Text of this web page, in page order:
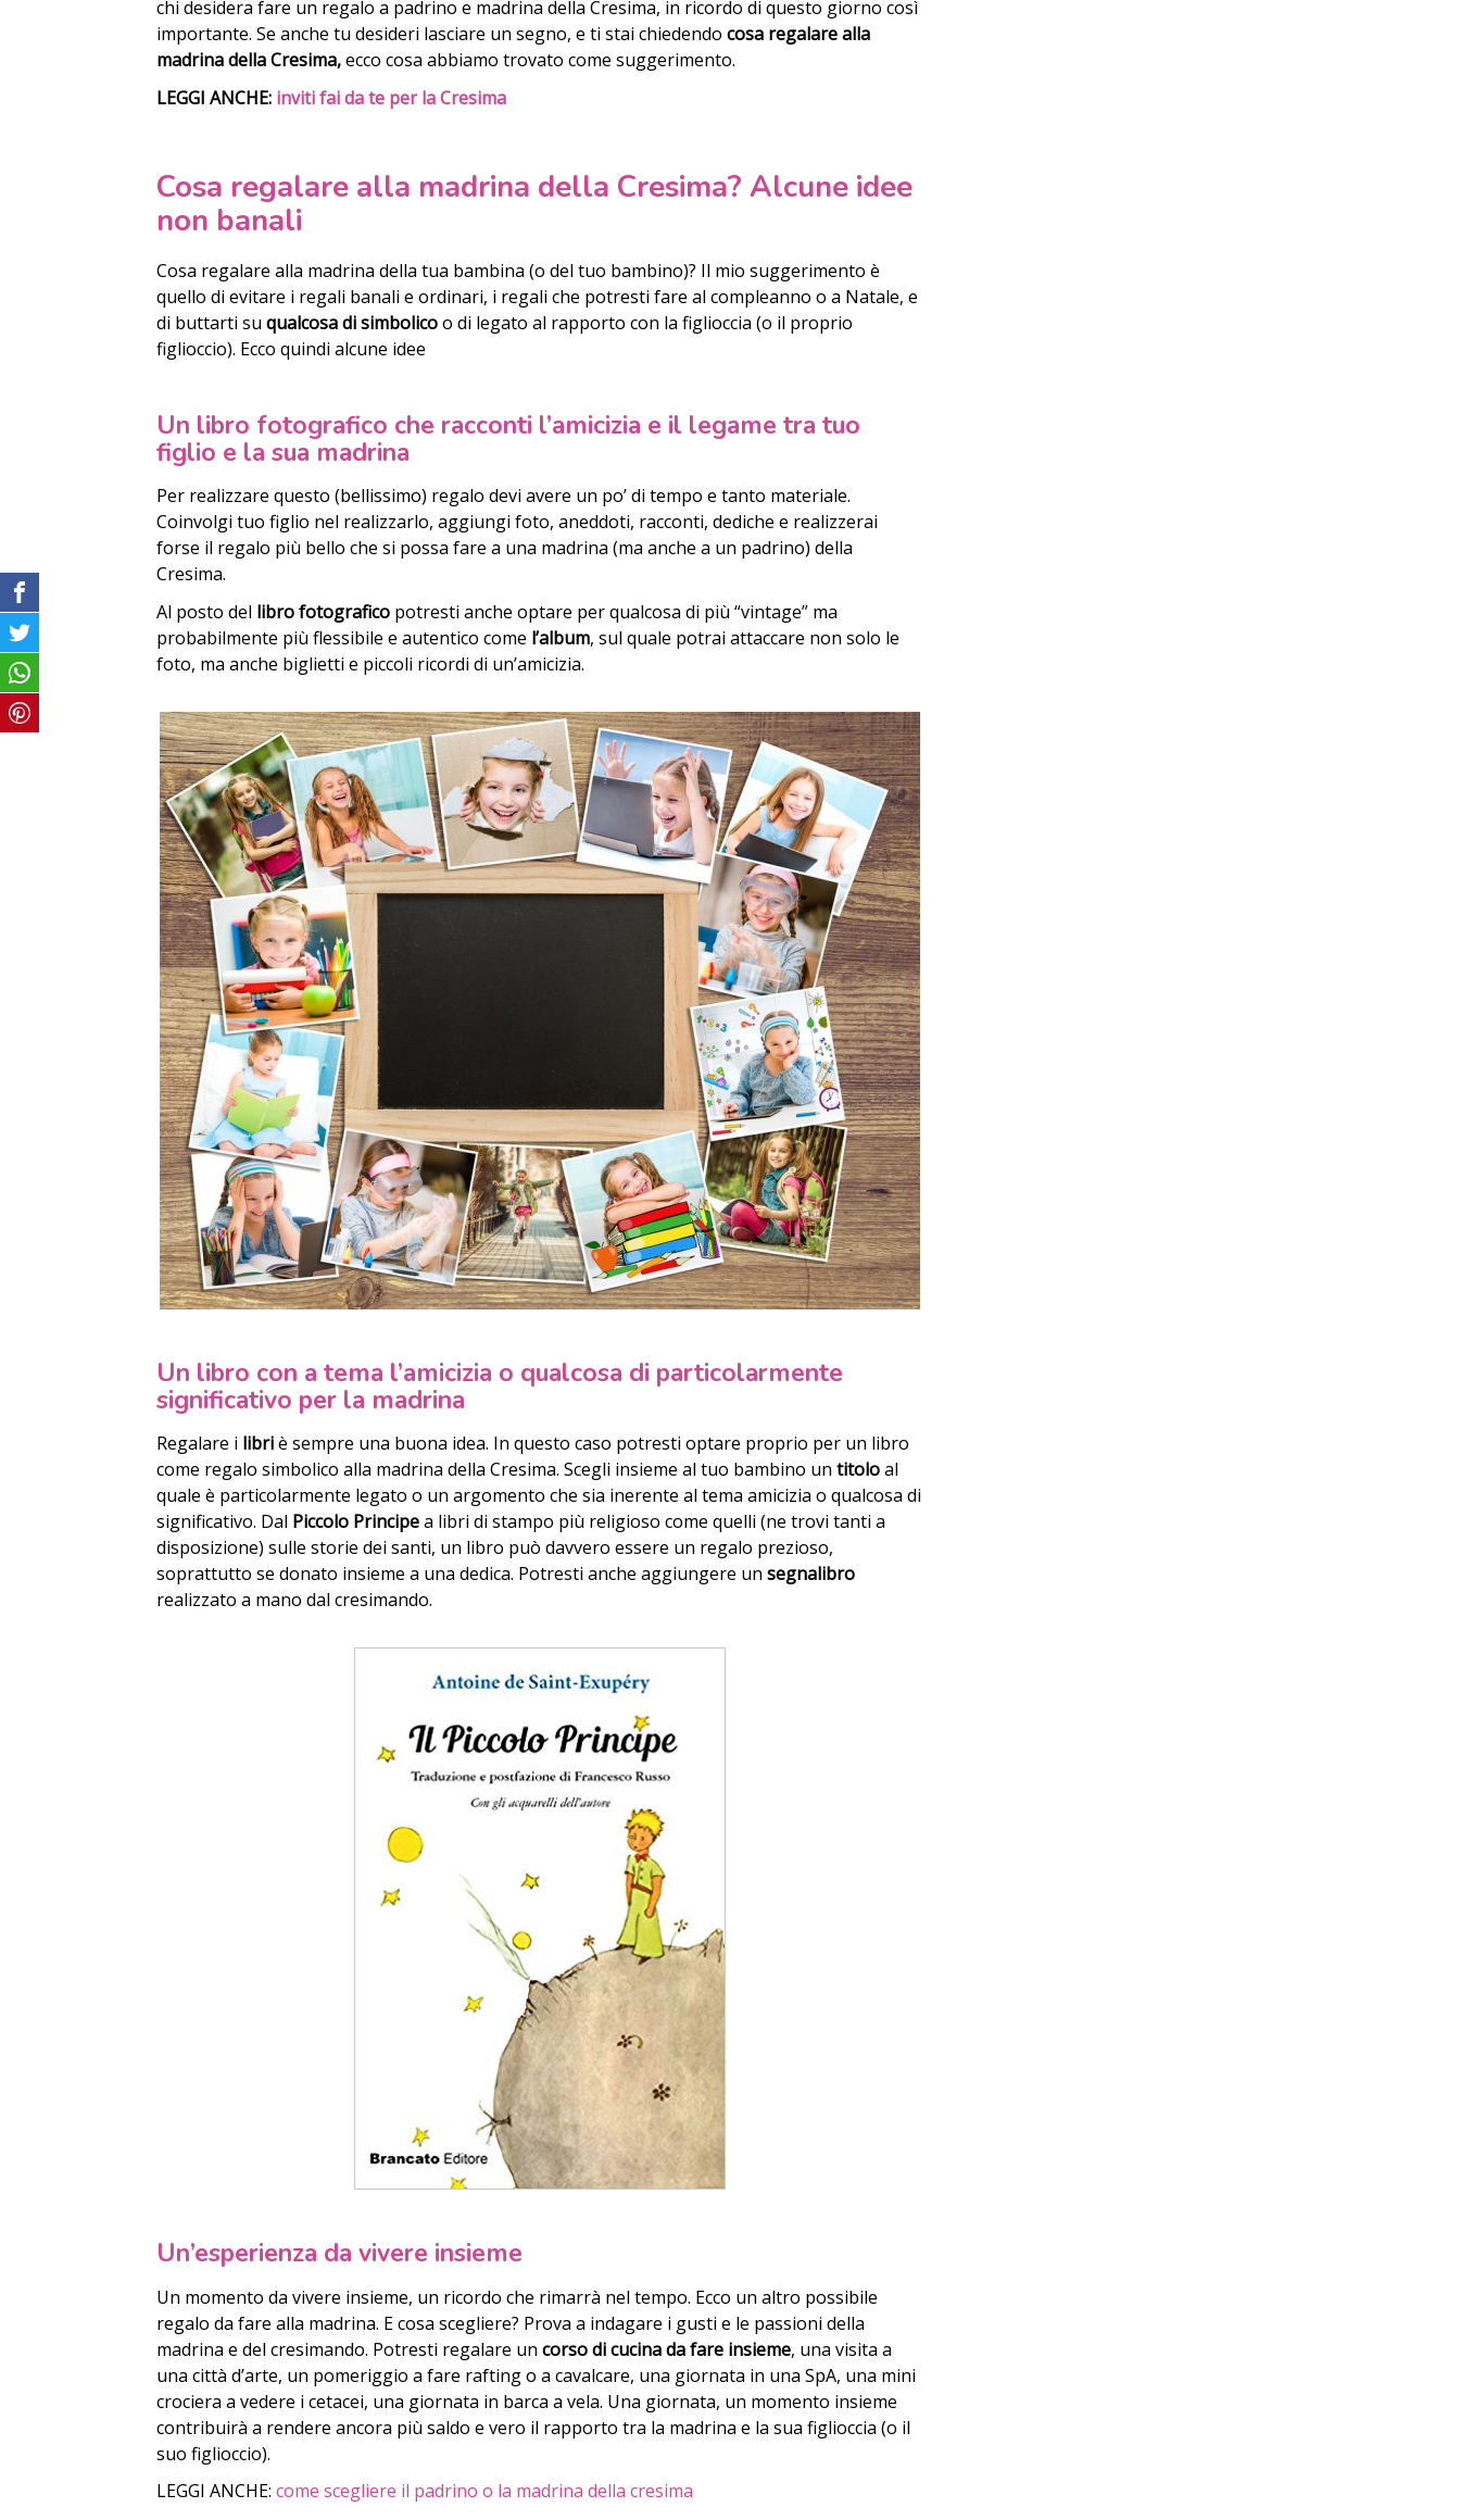
chi desidera fare un regalo a padrino e madrina della Cresima, in ricordo di questo giorno così
importante. Se anche tu desideri lasciare un segno, e ti stai chiedendocosa regalare alla
madrina della Cresima,ecco cosa abbiamo trovato come suggerimento.
LEGGI ANCHE: inviti fai da te per la Cresima
Cosa regalare alla madrina della Cresima? Alcune idee
non banali
Cosa regalare alla madrina della tua bambina (o del tuo bambino)? Il mio suggerimento è
quello di evitare i regali banali e ordinari, i regali che potresti fare al compleanno o a Natale, e
di buttarti suqualcosa di simbolicoo di legato al rapporto con la figlioccia (o il proprio
figlioccio). Ecco quindi alcune idee
Un libro fotografico che racconti l’amicizia e il legame tra tuo
figlio e la sua madrina
Per realizzare questo (bellissimo) regalo devi avere un po’ di tempo e tanto materiale.
Coinvolgi tuo figlio nel realizzarlo, aggiungi foto, aneddoti, racconti, dediche e realizzerai
forse il regalo più bello che si possa fare a una madrina (ma anche a un padrino) della
Cresima.
Al posto del libro fotografico potresti anche optare per qualcosa di più “vintage” ma
probabilmente più flessibile e autentico come l’album, sul quale potrai attaccare non solo le
foto, ma anche biglietti e piccoli ricordi di un’amicizia.
Un libro con a tema l’amicizia o qualcosa di particolarmente
significativo per la madrina
Regalare i libriè sempre una buona idea. In questo caso potresti optare proprio per un libro
come regalo simbolico alla madrina della Cresima. Scegli insieme al tuo bambino untitoloal
quale è particolarmente legato o un argomento che sia inerente al tema amicizia o qualcosa di
significativo. Dal Piccolo Principea libri di stampo più religioso come quelli (ne trovi tanti a
disposizione) sulle storie dei santi, un libro può davvero essere un regalo prezioso,
soprattutto se donato insieme a una dedica. Potresti anche aggiungere unsegnalibro
realizzato a mano dal cresimando.
Un’esperienza da vivere insieme
Un momento da vivere insieme, un ricordo che rimarrà nel tempo. Ecco un altro possibile
regalo da fare alla madrina. E cosa scegliere? Prova a indagare i gusti e le passioni della
madrina e del cresimando. Potresti regalare uncorso di cucina da fare insieme, una visita a
una città d’arte, un pomeriggio a fare rafting o a cavalcare, una giornata in una SpA, una mini
crociera a vedere i cetacei, una giornata in barca a vela. Una giornata, un momento insieme
contribuirà a rendere ancora più saldo e vero il rapporto tra la madrina e la sua figlioccia (o il
suo figlioccio).
LEGGI ANCHE:come scegliere il padrino o la madrina della cresima